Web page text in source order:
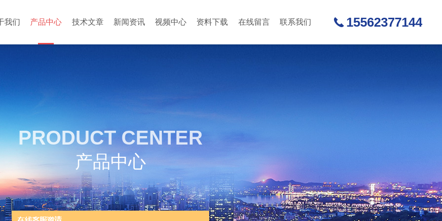
我们 产品中心 技术文章 新闻资讯 视频中心 资料下载 在线留言 联系我们 15562377144
PRODUCT CENTER
产品中心